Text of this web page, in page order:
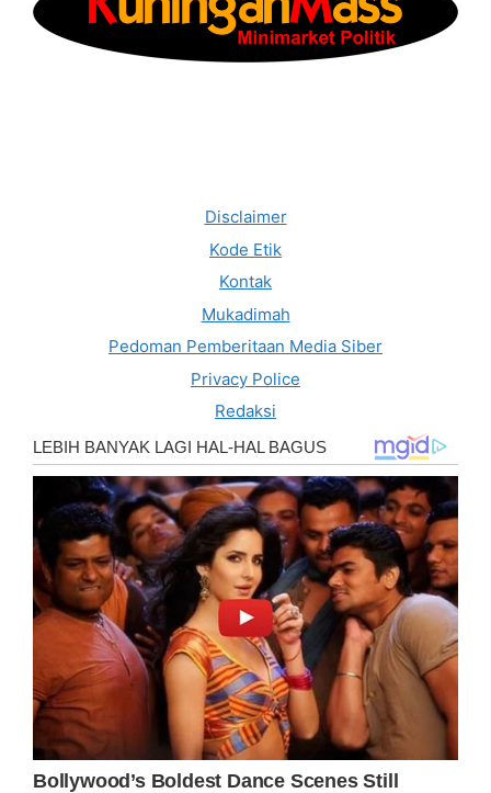
Disclaimer
Kode Etik
Kontak
Mukadimah
Pedoman Pemberitaan Media Siber
Privacy Police
Redaksi